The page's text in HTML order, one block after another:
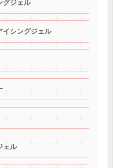
ジェル
イシングジェル
ェル